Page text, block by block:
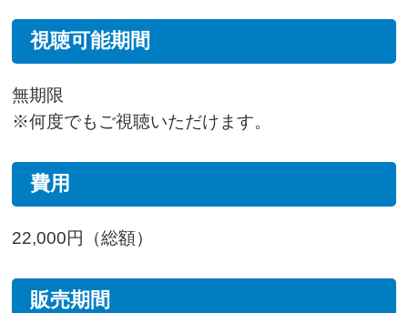
視聴可能期間
無期限
※何度でもご視聴いただけます。
費用
22,000円（総額）
販売期間